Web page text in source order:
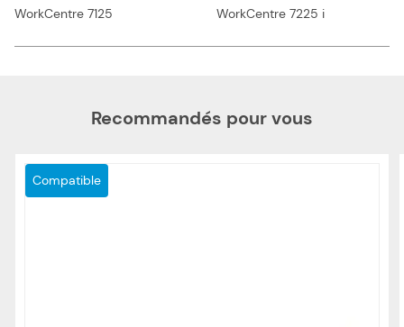
WorkCentre 7125
WorkCentre 7225 i
Recommandés pour vous
Compatible